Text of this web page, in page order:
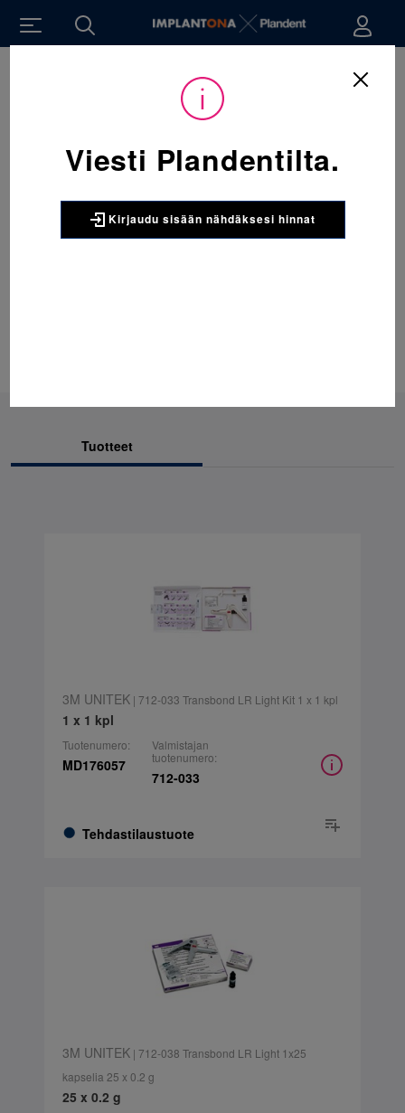
Oikominen / Kiinnitysmateriaalit
3M Unitek Transbond LR kiinnitysmuovi
3M UNITEK
3M Unitek Transbond LR
kiinnitysmuovi
Tuotteet
3M UNITEK | 712-033 Transbond LR Light Kit 1 x 1 kpl
1 x 1 kpl
Tuotenumero:
MD176057
Tehdastilaustuote
Valmistajan
tuotenumero:
712-033
3M UNITEK | 712-038 Transbond LR Light 1x25
kapselia 25 x 0.2 g
25 x 0.2 g
Viesti Plandentilta.
Kirjaudu sisään nähdäksesi hinnat